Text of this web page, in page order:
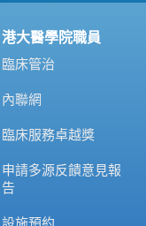
港大醫學院職員
臨床管治
內聯網
臨床服務卓越獎
申請多源反饋意見報
告
設施預約